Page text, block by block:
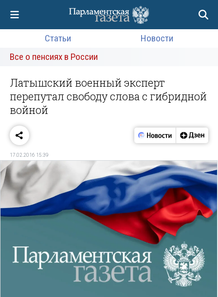
Статьи
Новости
Все о пенсиях в России
Латышский военный эксперт
перепутал свободу слова с гибридной
войной
17.02.2016 15:39